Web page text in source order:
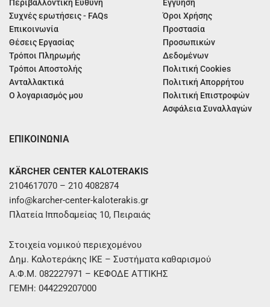
Περιβαλλοντική Ευθύνη
Συχνές ερωτήσεις - FAQs
Επικοινωνία
Θέσεις Εργασίας
Τρόποι Πληρωμής
Τρόποι Αποστολής
Ανταλλακτικά
Ο λογαριασμός μου
Εγγύηση
Όροι Χρήσης
Προστασία
Προσωπικών
Δεδομένων
Πολιτική Cookies
Πολιτική Απορρήτου
Πολιτική Επιστροφών
Ασφάλεια Συναλλαγών
ΕΠΙΚΟΙΝΩΝΙΑ
KÄRCHER CENTER KALOTERAKIS
2104617070 – 210 4082874
info@karcher-center-kaloterakis.gr
Πλατεία Ιπποδαμείας 10, Πειραιάς
Στοιχεία νομικού περιεχομένου
Δημ. Καλοτεράκης ΙΚΕ – Συστήματα καθαρισμού
Α.Φ.Μ. 082227971 – ΚΕΦΟΔΕ ΑΤΤΙΚΗΣ
ΓΕΜΗ: 044229207000